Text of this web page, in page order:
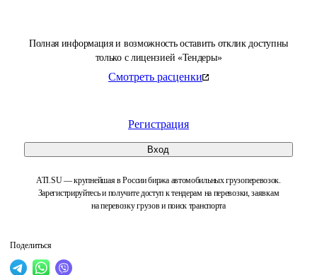
Полная информация и возможность оставить отклик доступны
только с лицензией «Тендеры»
Смотреть расценки
Регистрация
Вход
ATI.SU — крупнейшая в России биржа автомобильных грузоперевозок.
Зарегистрируйтесь и получите доступ к тендерам на перевозки, заявкам
на перевозку грузов и поиск транспорта
Поделиться